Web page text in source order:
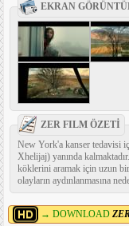
EKRAN
ZER FILM ÖZETİ
New York'a kanser tedavisi
Xhelijaj) yanında
köklerini aramak için uzun bir
olayların aydınlanmasına
→ DOWNLOAD